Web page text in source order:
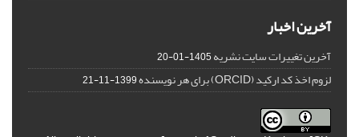
آخرین اخبار
آخرین تغییرات سایت نشریه1405-01-20
لزوم اخذ کد ارکید (ORCID) برای هر نویسنده 1399-11-21